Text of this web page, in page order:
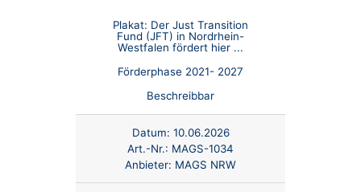
Plakat: Der Just Transition
Fund (JFT) in Nordrhein-
Westfalen fördert hier ...
Förderphase 2021- 2027
Beschreibbar
Datum: 10.06.2026
Art.-Nr.: MAGS-1034
Anbieter: MAGS NRW